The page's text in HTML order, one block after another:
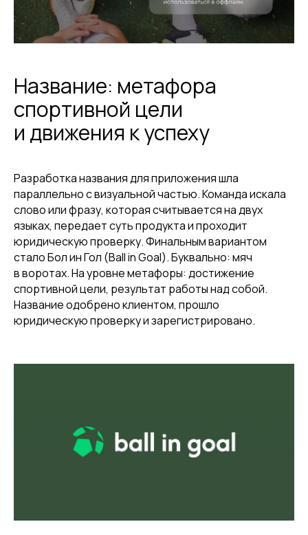
Название: метафора
спортивной цели
и движения к успеху
Разработка названия для приложения шла
параллельно с визуальной частью. Команда искала
слово или фразу, которая считывается на двух
языках, передает суть продукта и проходит
юридическую проверку. Финальным вариантом
стало Бол ин Гол (Ball in Goal). Буквально: мяч
в воротах. На уровне метафоры: достижение
спортивной цели, результат работы над собой.
Название одобрено клиентом, прошло
юридическую проверку и зарегистрировано.